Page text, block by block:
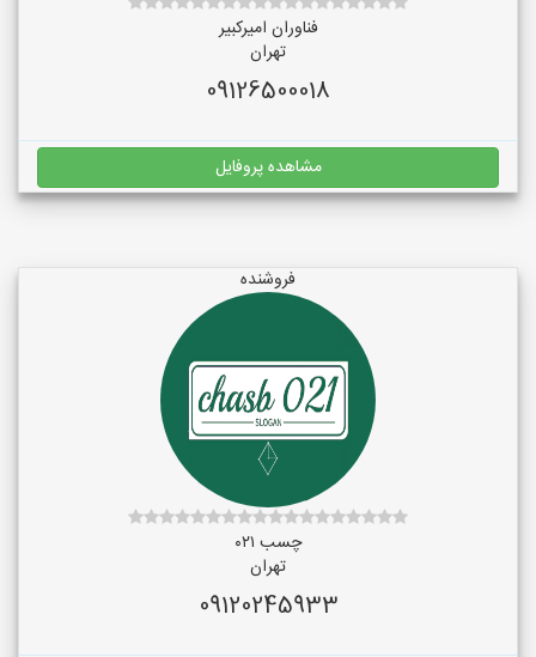
فناوران امیرکبیر
تهران
09126500018
مشاهده پروفایل
فروشنده
چسب ۰۲۱
تهران
09120245933